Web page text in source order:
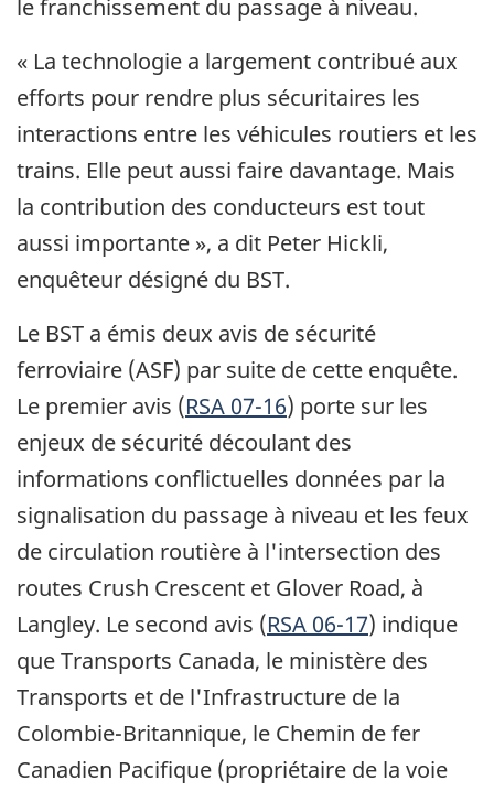
le franchissement du passage à niveau.
« La technologie a largement contribué aux
efforts pour rendre plus sécuritaires les
interactions entre les véhicules routiers et les
trains. Elle peut aussi faire davantage. Mais
la contribution des conducteurs est tout
aussi importante », a dit Peter Hickli,
enquêteur désigné du BST.
Le BST a émis deux avis de sécurité
ferroviaire (ASF) par suite de cette enquête.
Le premier avis (RSA 07-16) porte sur les
enjeux de sécurité découlant des
informations conflictuelles données par la
signalisation du passage à niveau et les feux
de circulation routière à l'intersection des
routes Crush Crescent et Glover Road, à
Langley. Le second avis (RSA 06-17) indique
que Transports Canada, le ministère des
Transports et de l'Infrastructure de la
Colombie-Britannique, le Chemin de fer
Canadien Pacifique (propriétaire de la voie